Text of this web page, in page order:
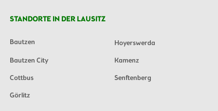
STANDORTE IN DER LAUSITZ
Bautzen
Hoyerswerda
Bautzen City
Kamenz
Cottbus
Senftenberg
Görlitz